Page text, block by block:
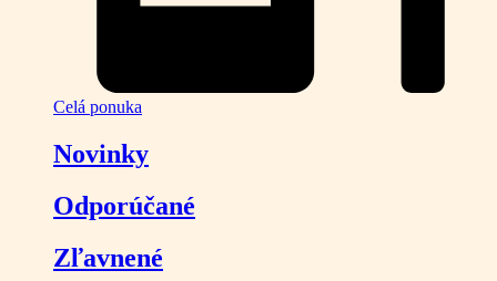
Celá ponuka
Novinky
Odporúčané
Zľavnené